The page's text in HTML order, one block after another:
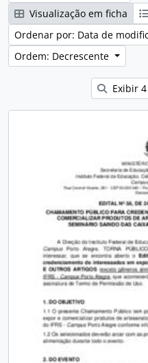
Visualização em ficha
Ordenar por: Data de
Ordem: Decrescente
Exibir